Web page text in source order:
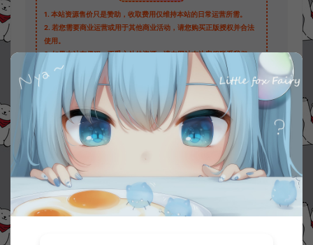
1. 本站资源售价只是赞助，收取费用仅维持本站的日常运营所需。
2. 若您需要商业运营或用于其他商业活动，请您购买正版授权并合法
使用。
3.如果本站有侵犯、不妥之处的资源，请在网站右边客服联系我们。
将会第一时间解决！
4.
本站提供的所有资源仅供参考学习使用，不存在任何商业目的与商
业用途，请大家不要用于商用！
侵权联系邮箱：32838727@qq.com
阿泽源码网 大话专区 大话回合手游【精品西游】极品播报开启
教程 https://www.lyzwlkj.vip/3704/hybk/dhzq/